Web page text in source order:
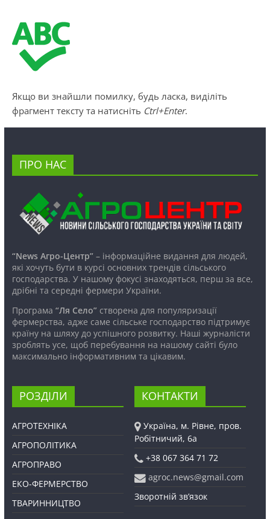
Якщо ви знайшли помилку, будь ласка, виділіть
фрагмент тексту та натисніть Ctrl+Enter.
ПРО НАС
“News Агро-Центр”– інформаційне видання для людей,
які хочуть бути в курсі основних трендів сільського
господарства. У нашому фокусі знаходяться, перш за все,
дрібні та середні фермери України.
Програма “Ля Село”створена для популяризації
фермерства, адже саме сільське господарство підтримує
країну на шляху до успішного розвитку. Наші журналісти
зроблять усе, щоб перебування на нашому сайті було
максимально інформативним та цікавим.
РОЗДІЛИ
АГРОТЕХНІКА
АГРОПОЛІТИКА
АГРОПРАВО
ЕКО-ФЕРМЕРСТВО
ТВАРИННИЦТВО
КОНТАКТИ
Україна, м. Рівне, пров.
Робітничий, 6а
+38 067 364 71 72
agroc.news@gmail.com
Зворотній зв’язок